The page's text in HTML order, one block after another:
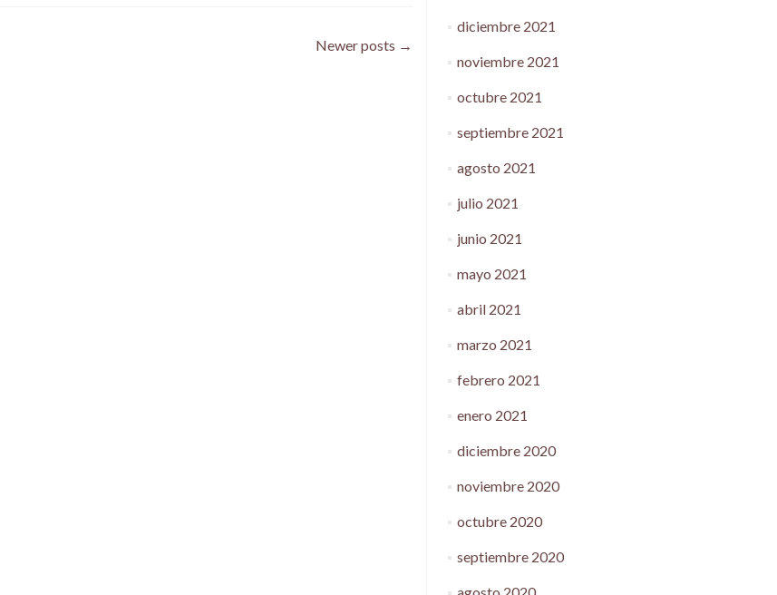
Newer posts →
diciembre 2021
noviembre 2021
octubre 2021
septiembre 2021
agosto 2021
julio 2021
junio 2021
mayo 2021
abril 2021
marzo 2021
febrero 2021
enero 2021
diciembre 2020
noviembre 2020
octubre 2020
septiembre 2020